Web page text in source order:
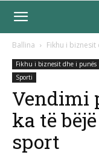
Ballina Fikhu i
Fikhu i biznesit dhe i punës
Sporti
Vendimi
ka të
sport